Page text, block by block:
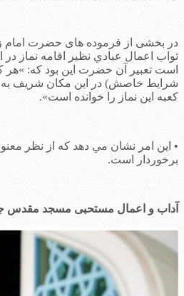
بخشی از فرموده های حضرت امام
اعمال عبادي نظير اقامه نماز در
تعبير آن حضرت اين بود كه: »هر
خاصش) در اين مكان شريف به
اين نماز را خوانده است».
اين امر نشان مي دهد كه از نظر
است.
و اعمال مستحبی مسجد مقدس